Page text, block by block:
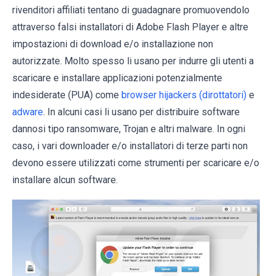
rivenditori affiliati tentano di guadagnare promuovendolo
attraverso falsi installatori di Adobe Flash Player e altre
impostazioni di download e/o installazione non
autorizzate. Molto spesso li usano per indurre gli utenti a
scaricare e installare applicazioni potenzialmente
indesiderate (PUA) come browser hijackers (dirottatori) e
adware. In alcuni casi li usano per distribuire software
dannosi tipo ransomware, Trojan e altri malware. In ogni
caso, i vari downloader e/o installatori di terze parti non
devono essere utilizzati come strumenti per scaricare e/o
installare alcun software.